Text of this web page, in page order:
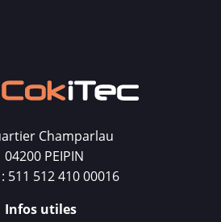
Champarlau
04200 PEIPIN
511 512 410 00016
Infos utiles